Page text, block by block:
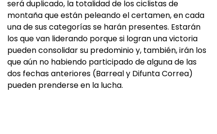
será duplicado, la totalidad de los ciclistas de
montaña que están peleando el certamen, en cada
una de sus categorías se harán presentes. Estarán
los que van liderando porque si logran una victoria
pueden consolidar su predominio y, también, irán los
que aún no habiendo participado de alguna de las
dos fechas anteriores (Barreal y Difunta Correa)
pueden prenderse en la lucha.